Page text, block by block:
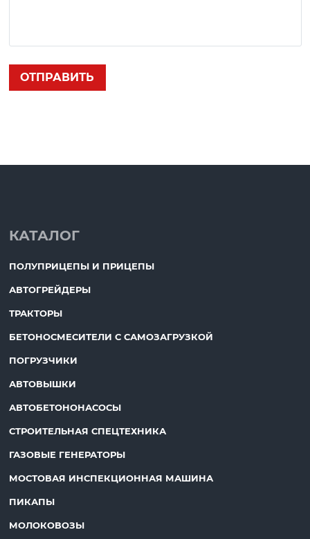
КАТАЛОГ
ПОЛУПРИЦЕПЫ И ПРИЦЕПЫ
АВТОГРЕЙДЕРЫ
ТРАКТОРЫ
БЕТОНОСМЕСИТЕЛИ С САМОЗАГРУЗКОЙ
ПОГРУЗЧИКИ
АВТОВЫШКИ
АВТОБЕТОНОНАСОСЫ
СТРОИТЕЛЬНАЯ СПЕЦТЕХНИКА
ГАЗОВЫЕ ГЕНЕРАТОРЫ
МОСТОВАЯ ИНСПЕКЦИОННАЯ МАШИНА
ПИКАПЫ
МОЛОКОВОЗЫ